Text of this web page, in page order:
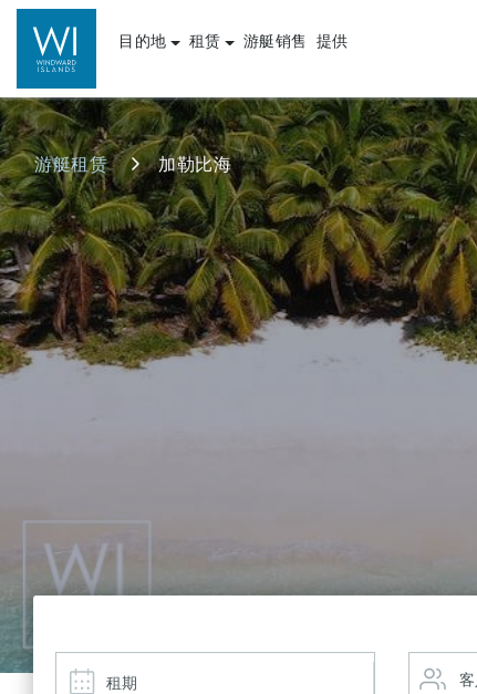
目的地 租赁 游艇销售 提供
游艇租赁 加勒比海